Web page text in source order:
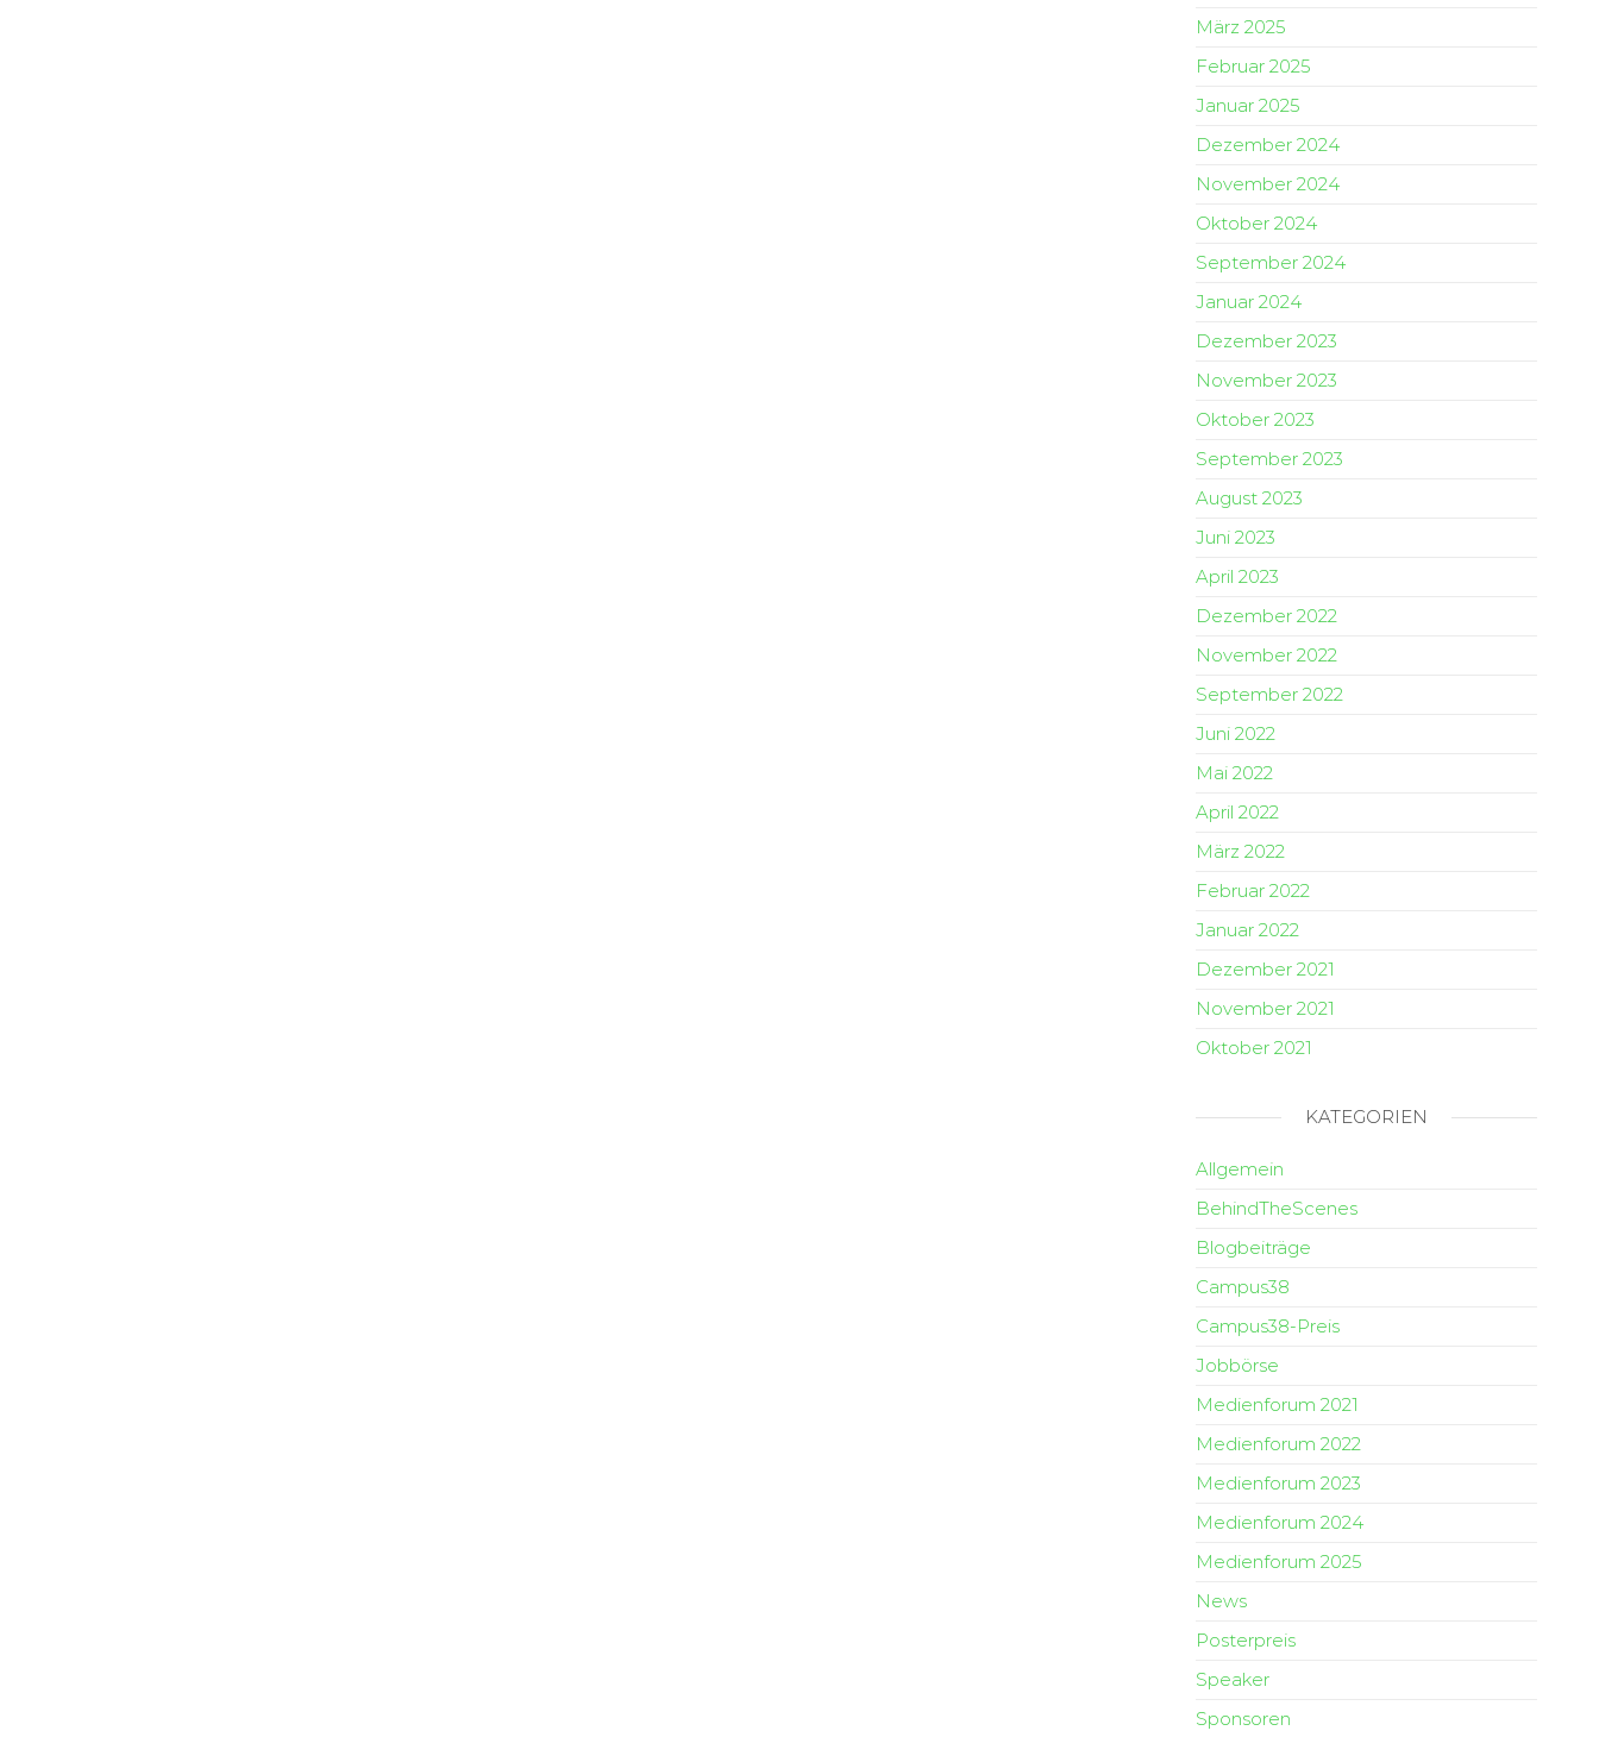
März 2025
Februar 2025
Januar 2025
Dezember 2024
November 2024
Oktober 2024
September 2024
Januar 2024
Dezember 2023
November 2023
Oktober 2023
September 2023
August 2023
Juni 2023
April 2023
Dezember 2022
November 2022
September 2022
Juni 2022
Mai 2022
April 2022
März 2022
Februar 2022
Januar 2022
Dezember 2021
November 2021
Oktober 2021
KATEGORIEN
Allgemein
BehindTheScenes
Blogbeiträge
Campus38
Campus38-Preis
Jobbörse
Medienforum 2021
Medienforum 2022
Medienforum 2023
Medienforum 2024
Medienforum 2025
News
Posterpreis
Speaker
Sponsoren